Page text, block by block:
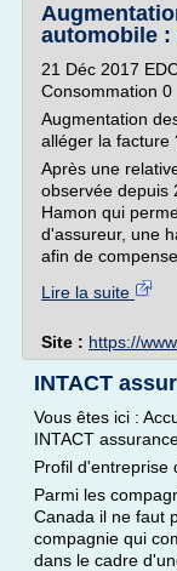
automobile :
21 Déc 2017
Consommation 0
Augmentation
alléger la facture
Après une
observée depuis
Hamon qui
d'assureur, une
afin de
Lire la suite
Site : https://
INTACT
Vous êtes ici :
INTACT
Profil d'entreprise
Parmi les
Canada il ne faut
compagnie qui
dans le cadre